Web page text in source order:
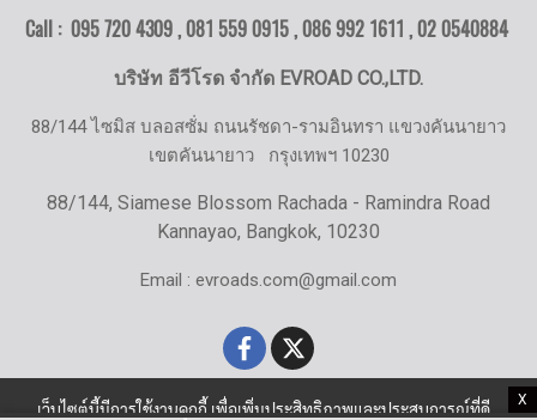
X
Call : 095 720 4309 , 081 559 0915 , 086 992 1611 ,02 0540884
บริษัท อีวีโรด จำกัด EVROAD CO.,LTD.
88/144 ไซมิส บลอสซั่ม ถนนรัชดา-รามอินทรา แขวงคันนายาว
เขตคันนายาว กรุงเทพฯ 10230
88/144, Siamese Blossom Rachada - Ramindra Road
Kannayao, Bangkok, 10230
Email : evroads.com@gmail.com
เว็บไซต์นี้มีการใช้งานคุกกี้ เพื่อเพิ่มประสิทธิภาพและประสบการณ์ที่ดี